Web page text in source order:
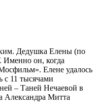
Дедушка Елены (по
Именно он, когда
Елене удалось
с 11 тысячами
– Таней Нечаевой в
Александра Митта